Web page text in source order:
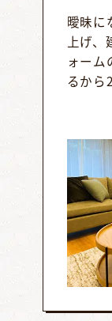
曖昧に
上げ
ォーム
るから